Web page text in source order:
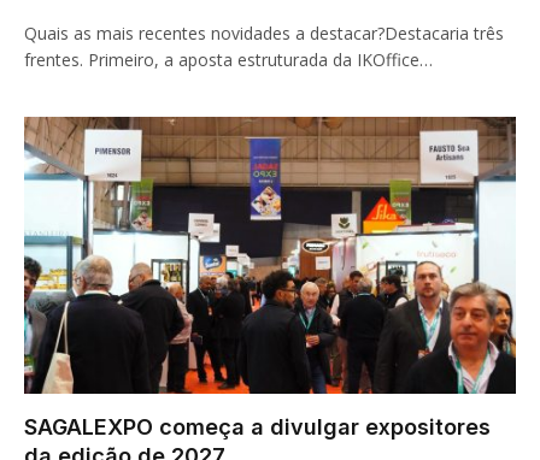
Quais as mais recentes novidades a destacar?Destacaria três
frentes. Primeiro, a aposta estruturada da IKOffice…
SAGALEXPO começa a divulgar expositores